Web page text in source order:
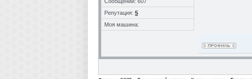
Репутация: 5
Моя машина: